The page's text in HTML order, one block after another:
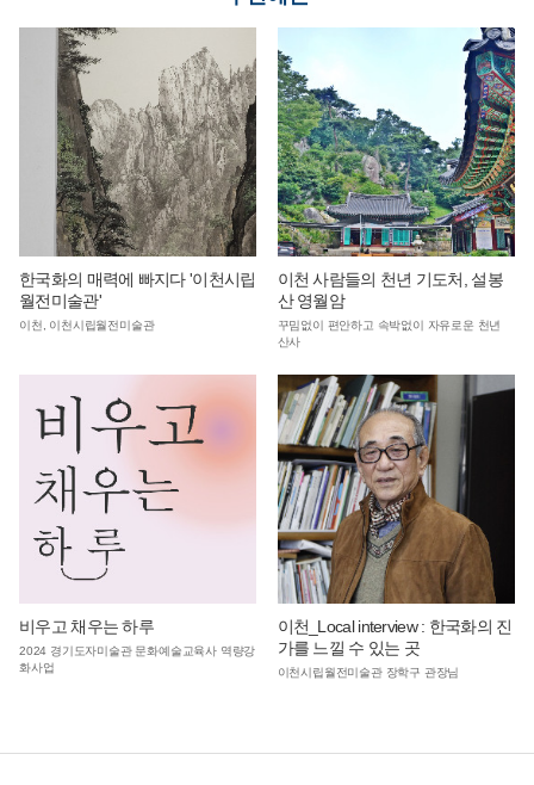
한국화의 매력에 빠지다 '이천시립
월전미술관'
이천, 이천시립월전미술관
이천 사람들의 천년 기도처, 설봉
산 영월암
꾸밈없이 편안하고 속박없이 자유로운 천년
산사
비우고 채우는 하루
2024 경기도자미술관 문화예술교육사 역량강
화사업
이천_Local interview : 한국화의 진
가를 느낄 수 있는 곳
이천시립월전미술관 장학구 관장님